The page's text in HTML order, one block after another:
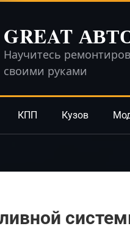
GREAT
Научитесь
своими руками
КПП Кузов